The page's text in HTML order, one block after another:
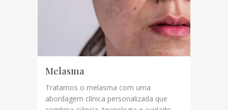
Melasma
Tratamos o melasma com uma
abordagem clínica personalizada que